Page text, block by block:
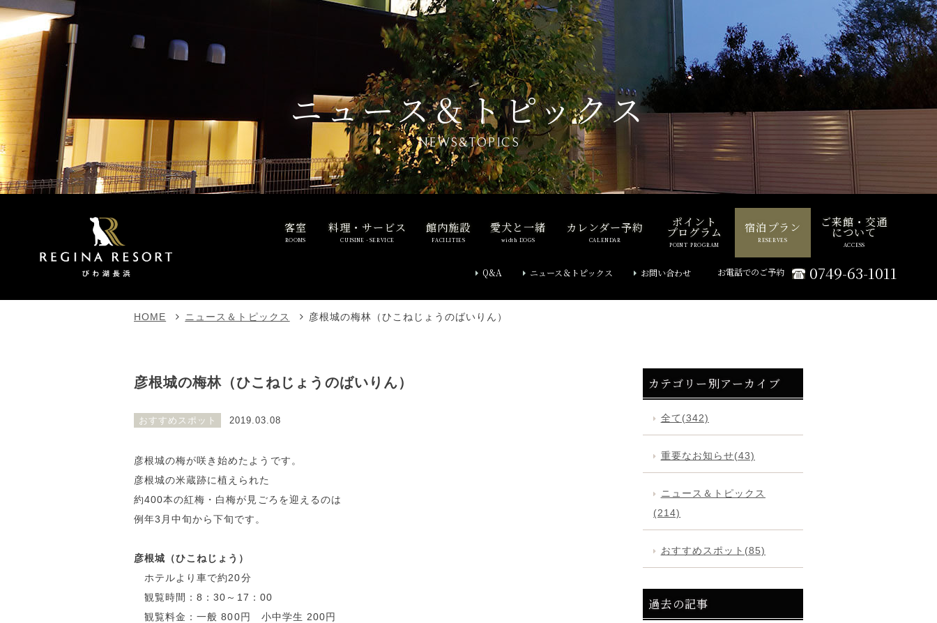
ニュース＆トピックス
NEWS&TOPICS
客室
ROOMS
料理・サービス
CUISINE・SERVICE
館内施設
FACILITIES
愛犬と一緒
width DOGS
カレンダー予約
CALENDAR
ポイント
プログラム
POINT PROGRAM
宿泊プラン
RESERVES
ご来館・交通
について
ACCESS
Q&A ニュース＆トピックス お問い合わせ お電話でのご予約 0749-63-1011
HOME ニュース＆トピックス 彦根城の梅林（ひこねじょうのばいりん）
彦根城の梅林（ひこねじょうのばいりん）
おすすめスポット 2019.03.08
彦根城の梅が咲き始めたようです。
彦根城の米蔵跡に植えられた
約400本の紅梅・白梅が見ごろを迎えるのは
例年3月中旬から下旬です。
彦根城（ひこねじょう）
ホテルより車で約20分
観覧時間：8：30～17：00
観覧料金：一般 800円 小中学生 200円
カテゴリー別アーカイブ
全て(342)
重要なお知らせ(43)
ニュース＆トピックス
(214)
おすすめスポット(85)
過去の記事